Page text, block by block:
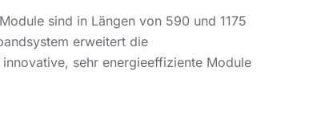
sind in Längen von 590 und 1175
erweitert die
sehr energieeffiziente Module